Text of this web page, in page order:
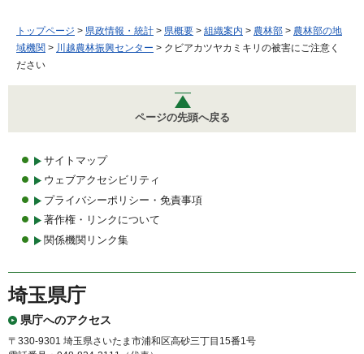
トップページ > 県政情報・統計 > 県概要 > 組織案内 > 農林部 > 農林部の地
域機関 > 川越農林振興センター > クビアカツヤカミキリの被害にご注意く
ださい
ページの先頭へ戻る
サイトマップ
ウェブアクセシビリティ
プライバシーポリシー・免責事項
著作権・リンクについて
関係機関リンク集
埼玉県庁
県庁へのアクセス
〒330-9301 埼玉県さいたま市浦和区高砂三丁目15番1号